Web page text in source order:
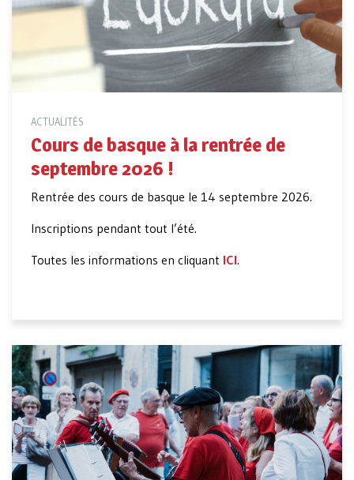
ACTUALITÉS
Cours de basque à la rentrée de
septembre 2026 !
Rentrée des cours de basque le 14 septembre 2026.
Inscriptions pendant tout l’été.
Toutes les informations en cliquant ICI.